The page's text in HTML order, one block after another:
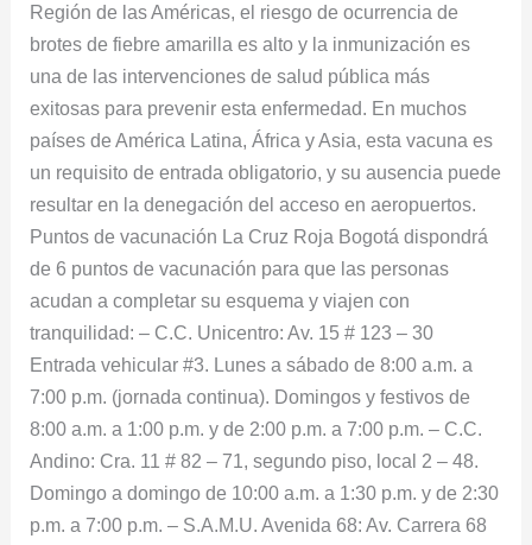
Región de las Américas, el riesgo de ocurrencia de
brotes de fiebre amarilla es alto y la inmunización es
una de las intervenciones de salud pública más
exitosas para prevenir esta enfermedad. En muchos
países de América Latina, África y Asia, esta vacuna es
un requisito de entrada obligatorio, y su ausencia puede
resultar en la denegación del acceso en aeropuertos.
Puntos de vacunación La Cruz Roja Bogotá dispondrá
de 6 puntos de vacunación para que las personas
acudan a completar su esquema y viajen con
tranquilidad: – C.C. Unicentro: Av. 15 # 123 – 30
Entrada vehicular #3. Lunes a sábado de 8:00 a.m. a
7:00 p.m. (jornada continua). Domingos y festivos de
8:00 a.m. a 1:00 p.m. y de 2:00 p.m. a 7:00 p.m. – C.C.
Andino: Cra. 11 # 82 – 71, segundo piso, local 2 – 48.
Domingo a domingo de 10:00 a.m. a 1:30 p.m. y de 2:30
p.m. a 7:00 p.m. – S.A.M.U. Avenida 68: Av. Carrera 68